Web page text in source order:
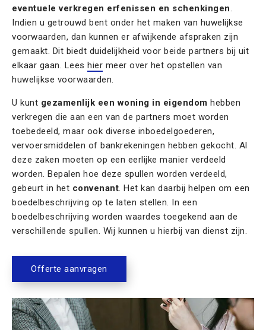
eventuele verkregen erfenissen en schenkingen.
Indien u getrouwd bent onder het maken van huwelijkse
voorwaarden, dan kunnen er afwijkende afspraken zijn
gemaakt. Dit biedt duidelijkheid voor beide partners bij uit
elkaar gaan. Lees hier meer over het opstellen van
huwelijkse voorwaarden.
U kunt gezamenlijk een woning in eigendom hebben
verkregen die aan een van de partners moet worden
toebedeeld, maar ook diverse inboedelgoederen,
vervoersmiddelen of bankrekeningen hebben gekocht. Al
deze zaken moeten op een eerlijke manier verdeeld
worden. Bepalen hoe deze spullen worden verdeeld,
gebeurt in het convenant. Het kan daarbij helpen om een
boedelbeschrijving op te laten stellen. In een
boedelbeschrijving worden waardes toegekend aan de
verschillende spullen. Wij kunnen u hierbij van dienst zijn.
Offerte aanvragen